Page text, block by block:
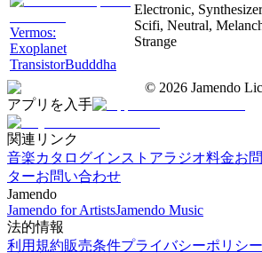
Vermos:
Exoplanet
TransistorBudddha
Electronic,
Scifi, Neutral,
Strange
© 2026 Jamendo
アプリを入手
関連リンク
音楽カタログインストアラジオ料金お
ターお問い合わせ
Jamendo
Jamendo for ArtistsJamendo Music
法的情報
利用規約販売条件プライバシーポリシー